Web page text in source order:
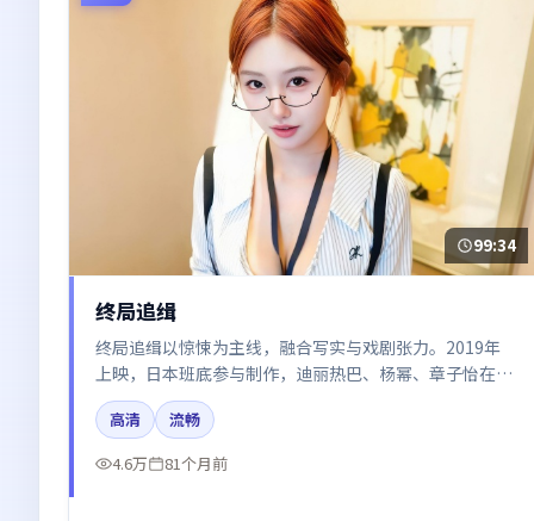
99:34
终局追缉
终局追缉以惊悚为主线，融合写实与戏剧张力。2019年
上映，日本班底参与制作，迪丽热巴、杨幂、章子怡在片
中呈现细腻表演，影像风格统一，配乐与剪辑强化了情绪
曲线。
高清
流畅
4.6万
81个月前